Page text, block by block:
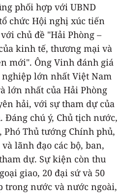
phối hợp với UBND
chức Hội nghị xúc tiến
chủ đề "Hải Phòng –
kinh tế, thương mại và
mới". Ông Vinh đánh giá
lớn nhất Việt Nam
lớn nhất của Hải Phòng
hải, với sự tham dự của
Đáng chú ý, Chủ tịch nước,
Phó Thủ tướng Chính phủ,
lãnh đạo các bộ, ban,
dự. Sự kiện còn thu
giao, 20 đại sứ và 50
trong nước và nước ngoài,